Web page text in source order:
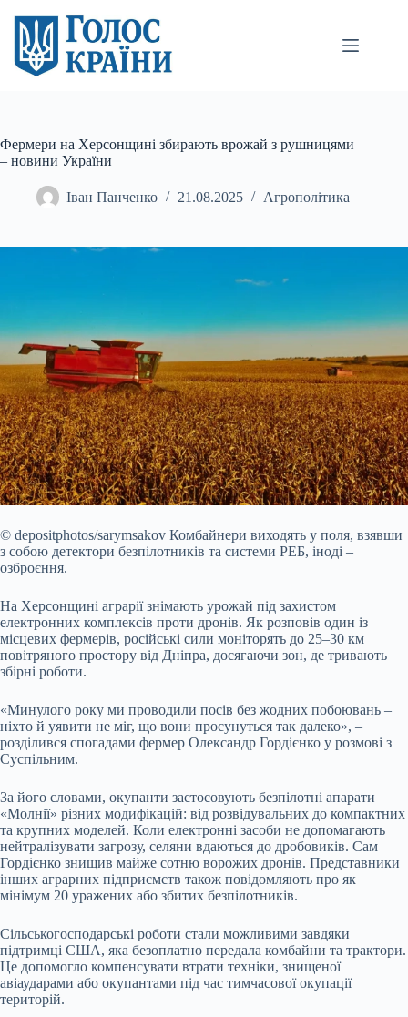
вмісту
Фермери на Херсонщині збирають врожай з рушницями
– новини України
Іван Панченко 21.08.2025 Агрополітика
© depositphotos/sarymsakov Комбайнери виходять у поля, взявши
з собою детектори безпілотників та системи РЕБ, іноді –
озброєння.
На Херсонщині аграрії знімають урожай під захистом
електронних комплексів проти дронів. Як розповів один із
місцевих фермерів, російські сили моніторять до 25–30 км
повітряного простору від Дніпра, досягаючи зон, де тривають
збірні роботи.
«Минулого року ми проводили посів без жодних побоювань –
ніхто й уявити не міг, що вони просунуться так далеко», –
розділився спогадами фермер Олександр Гордієнко у розмові з
Суспільним.
За його словами, окупанти застосовують безпілотні апарати
«Молнії» різних модифікацій: від розвідувальних до компактних
та крупних моделей. Коли електронні засоби не допомагають
нейтралізувати загрозу, селяни вдаються до дробовиків. Сам
Гордієнко знищив майже сотню ворожих дронів. Представники
інших аграрних підприємств також повідомляють про як
мінімум 20 уражених або збитих безпілотників.
Сільськогосподарські роботи стали можливими завдяки
підтримці США, яка безоплатно передала комбайни та трактори.
Це допомогло компенсувати втрати техніки, знищеної
авіаударами або окупантами під час тимчасової окупації
територій.